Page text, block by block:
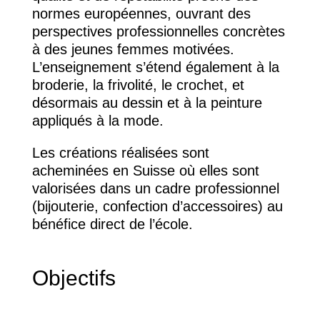
normes européennes, ouvrant des
perspectives professionnelles concrètes
à des jeunes femmes motivées.
L’enseignement s’étend également à la
broderie, la frivolité, le crochet, et
désormais au dessin et à la peinture
appliqués à la mode.
Les créations réalisées sont
acheminées en Suisse où elles sont
valorisées dans un cadre professionnel
(bijouterie, confection d’accessoires) au
bénéfice direct de l’école.
Objectifs